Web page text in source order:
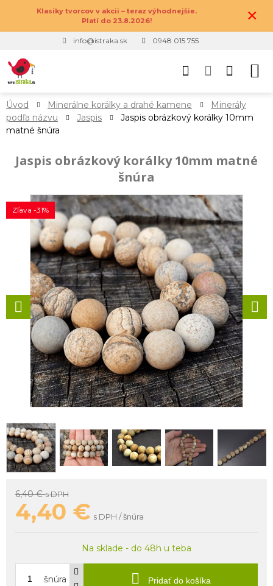
Klasiky tvorcov v akcii – teraz výhodnejšie.
Platí do 23.8.2026!
×
info@istraka.sk 0948 015 755
Úvod Minerálne korálky a drahé kamene
Minerály
podľa názvu
Jaspis
Jaspis obrázkový korálky 10mm
matné šnúra
Jaspis obrázkový korálky 10mm matné
šnúra
Zľava -31%
6,40 €s DPH
4,40 € s DPH / šnúra
Na sklade - do 48h u teba
šnúra Pridať do košíka